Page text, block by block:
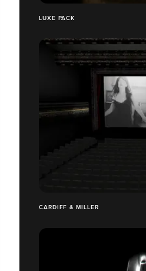
LUXE PACK
CARDIFF & MILLER